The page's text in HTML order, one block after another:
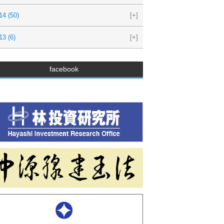
[+]
(50)
[+]
(6)
facebook